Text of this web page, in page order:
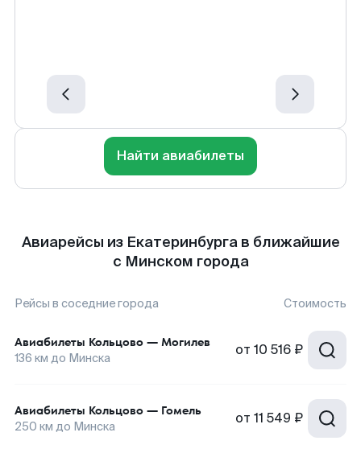
Найти авиабилеты
Авиарейсы из Екатеринбурга в ближайшие
с Минском города
Рейсы в соседние города Стоимость
Авиабилеты Кольцово — Могилев
136 км до Минска от 10 516 ₽
Авиабилеты Кольцово — Гомель
250 км до Минска от 11 549 ₽